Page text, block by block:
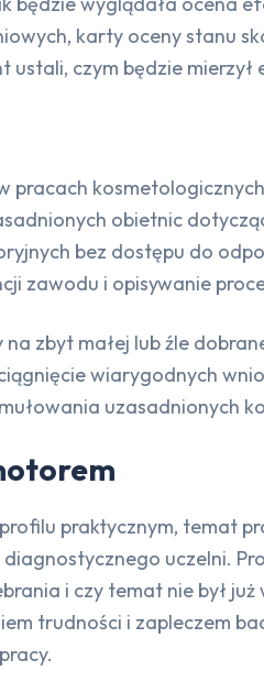
karty oceny stanu
ustali, czym będzie
pracach
obietnic
bez dostępu do
zawodu i opisywanie
na zbyt małej lub źle
wiarygodnych
uzasadnionych
praktycznym, temat
uczelni.
i czy temat nie był
trudności i zapleczem